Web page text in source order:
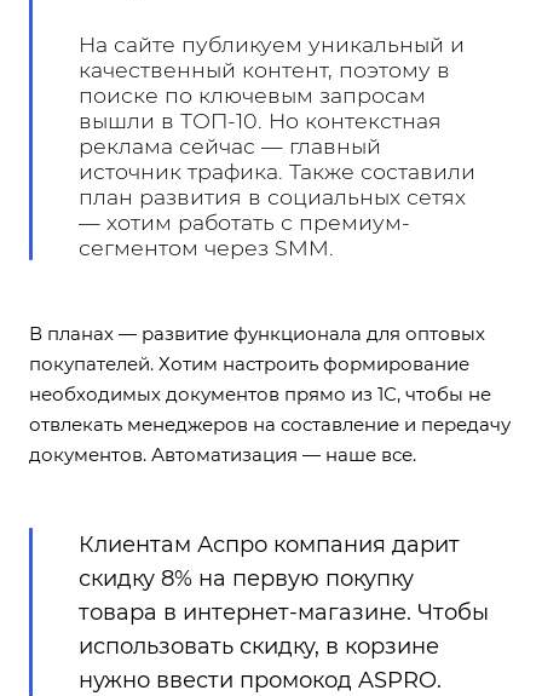
На сайте публикуем уникальный и
качественный контент, поэтому в
поиске по ключевым запросам
вышли в ТОП-10. Но контекстная
реклама сейчас — главный
источник трафика. Также составили
план развития в социальных сетях
— хотим работать с премиум-
сегментом через SMM.
В планах — развитие функционала для оптовых
покупателей. Хотим настроить формирование
необходимых документов прямо из 1С, чтобы не
отвлекать менеджеров на составление и передачу
документов. Автоматизация — наше все.
Клиентам Аспро компания дарит
скидку 8% на первую покупку
товара в интернет-магазине. Чтобы
использовать скидку, в корзине
нужно ввести промокод ASPRO.